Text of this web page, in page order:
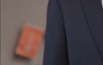
企业牵头建设！2026
7月中国物流业景气指